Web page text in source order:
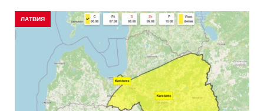
ЛАТВИЯ